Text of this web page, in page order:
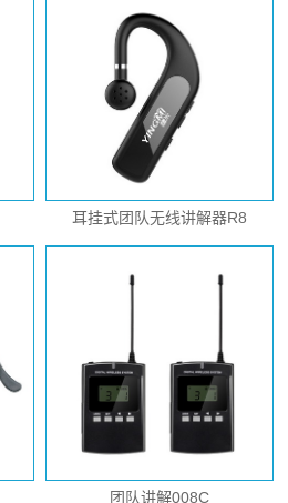
耳挂式团队无线讲解器R8
团队讲解008C